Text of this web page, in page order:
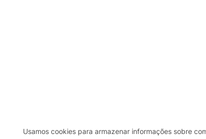
Usamos cookies para armazenar informações sobre